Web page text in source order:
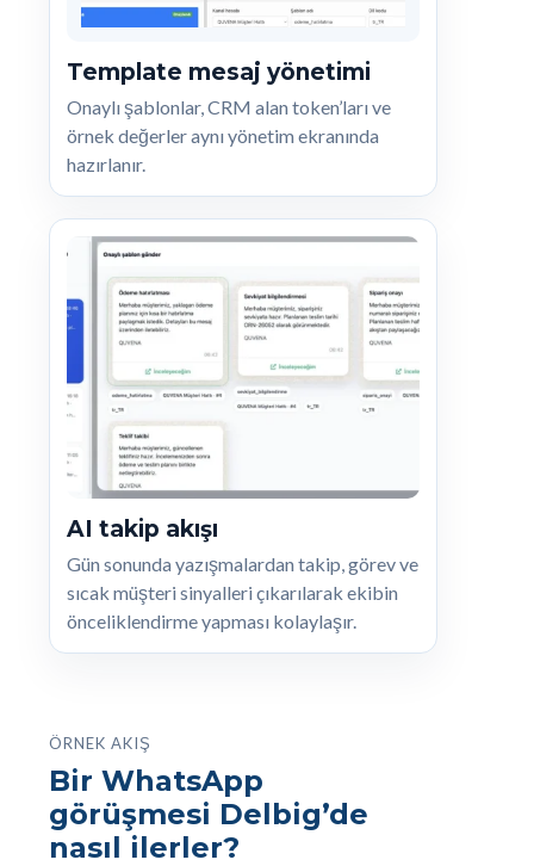
Template mesaj yönetimi
Onaylı şablonlar, CRM alan token’ları ve
örnek değerler aynı yönetim ekranında
hazırlanır.
AI takip akışı
Gün sonunda yazışmalardan takip, görev ve
sıcak müşteri sinyalleri çıkarılarak ekibin
önceliklendirme yapması kolaylaşır.
ÖRNEK AKIŞ
Bir WhatsApp
görüşmesi Delbig’de
nasıl ilerler?